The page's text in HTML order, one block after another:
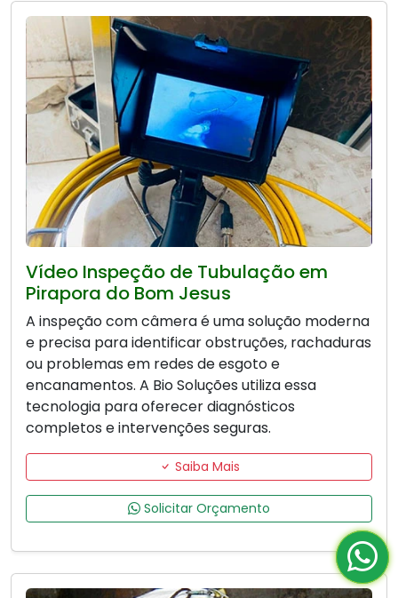
Vídeo Inspeção de Tubulação em
Pirapora do Bom Jesus
A inspeção com câmera é uma solução moderna
e precisa para identificar obstruções, rachaduras
ou problemas em redes de esgoto e
encanamentos. A Bio Soluções utiliza essa
tecnologia para oferecer diagnósticos
completos e intervenções seguras.
Saiba Mais
Solicitar Orçamento